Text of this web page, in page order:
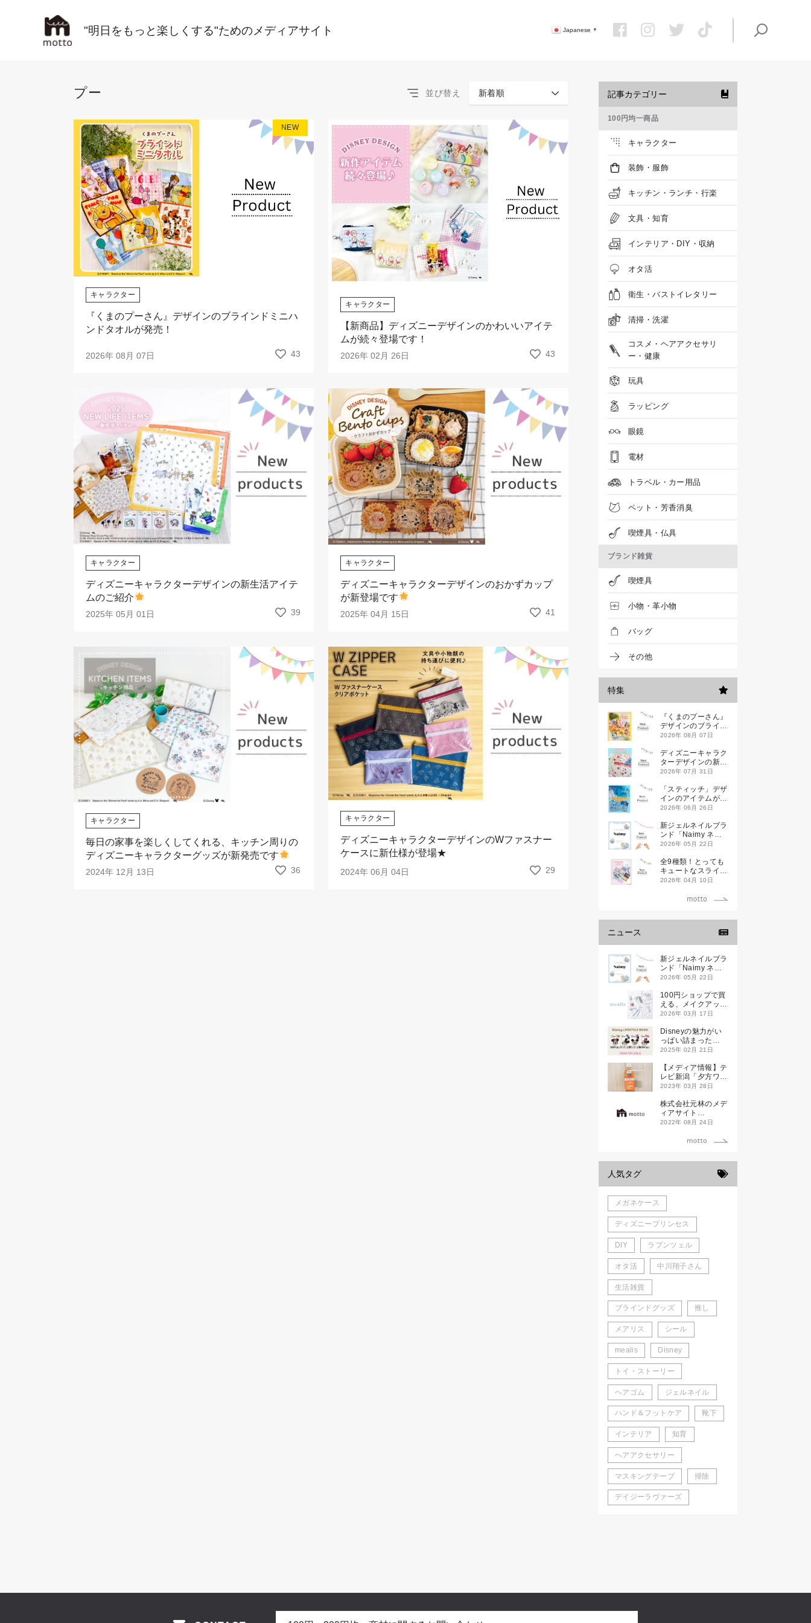
"明日をもっと楽しくする"ためのメディアサイト Japanese ▼
プー 並び替え 新着順
NEW
キャラクター
『くまのプーさん』デザインのブラインドミニハ
ンドタオルが発売！
2026年 08月 07日 43
キャラクター
【新商品】ディズニーデザインのかわいいアイテ
ムが続々登場です！
2026年 02月 26日 43
キャラクター
ディズニーキャラクターデザインの新生活アイテ
ムのご紹介
2025年 05月 01日 39
キャラクター
ディズニーキャラクターデザインのおかずカップ
が新登場です
2025年 04月 15日 41
キャラクター
毎日の家事を楽しくしてくれる、キッチン周りの
ディズニーキャラクターグッズが新発売です
2024年 12月 13日 36
キャラクター
ディズニーキャラクターデザインのWファスナー
ケースに新仕様が登場★
2024年 06月 04日 29
記事カテゴリー
100円均一商品
キャラクター
装飾・服飾
キッチン・ランチ・行楽
文具・知育
インテリア・DIY・収納
オタ活
衛生・バストイレタリー
清掃・洗濯
コスメ・ヘアアクセサリ
ー・健康
玩具
ラッピング
眼鏡
電材
トラベル・カー用品
ペット・芳香消臭
喫煙具・仏具
ブランド雑貨
喫煙具
小物・革小物
バッグ
その他
特集
『くまのプーさん』
デザインのブライン
ドミニハンドタオル
2026年 08月 07日
ディズニーキャラク
ターデザインの新作
シールが一挙発売
2026年 07月 31日
「スティッチ」デザ
インのアイテムが新
登場です
2026年 06月 26日
新ジェルネイルブラ
ンド「Naimy ネイ
ミィ」が誕生します
2026年 05月 22日
全9種類！とっても
キュートなスライダ
ーケースが新登場し
2026年 04月 10日
ニュース
新ジェルネイルブラ
ンド「Naimy ネイ
ミィ」が誕生します
2026年 05月 22日
100円ショップで買
える、メイクアップ
ブランド
ス）」誕生。
2026年 03月 17日
Disneyの魅力がい
っぱい詰まった
『Disney
』が2月21日(金)に
新発売！
2025年 02月 21日
【メディア情報】テ
レビ新潟「夕方ワイ
ド新潟一番」
2023年 03月 28日
株式会社元林のメデ
ィアサイト
「motto」がローン
2022年 08月 24日
人気タグ
メガネケース
ディズニープリンセス
DIY ラプンツェル
オタ活 中川翔子さん
生活雑貨
ブラインドグッズ 推し
メアリス シール
mealis Disney
トイ・ストーリー
ヘアゴム ジェルネイル
ハンド＆フットケア 靴下
インテリア 知育
ヘアアクセサリー
マスキングテープ 掃除
デイジーラヴァーズ